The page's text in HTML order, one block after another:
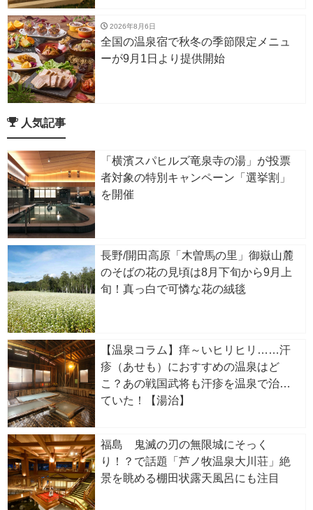
2026年8月6日
全国の温泉宿で秋冬の季節限定メニュ
ーが9月1日より提供開始
人気記事
「横濱スパヒルズ竜泉寺の湯」が投票
者対象の特別キャンペーン「選挙割」
を開催
長野/開田高原「木曽馬の里」御嶽山麓
のそばの花の見頃は8月下旬から9月上
旬！真っ白で可憐な花の絨毯
【温泉コラム】痒～いヒリヒリ……汗
疹（あせも）におすすめの温泉はど
こ？あの戦国武将も汗疹を温泉で治し
ていた！【湯治】
福島 鬼滅の刃の無限城にそっく
り！？で話題「芦ノ牧温泉大川荘」絶
景を眺める棚田状露天風呂にも注目